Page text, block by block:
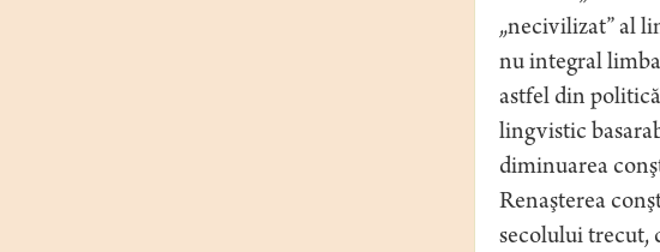
„necivilizat” al
nu integral
astfel din
lingvistic
diminuarea
Renaşterea
secolului trecut,